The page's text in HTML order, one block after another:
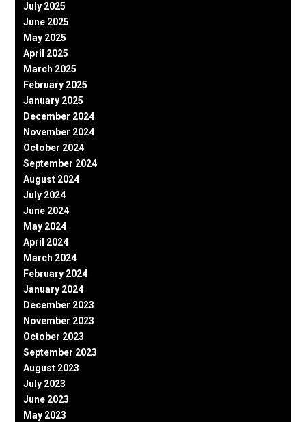
July 2025
June 2025
May 2025
April 2025
March 2025
February 2025
January 2025
December 2024
November 2024
October 2024
September 2024
August 2024
July 2024
June 2024
May 2024
April 2024
March 2024
February 2024
January 2024
December 2023
November 2023
October 2023
September 2023
August 2023
July 2023
June 2023
May 2023